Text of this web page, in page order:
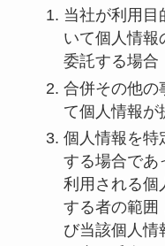
当社が利用目
いて個人情報
委託する場合
合併その他の
て個人情報が
個人情報を特
する場合であ
利用される個
する者の範囲
び当該個人情